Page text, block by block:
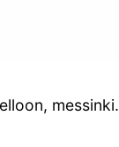
messinki.